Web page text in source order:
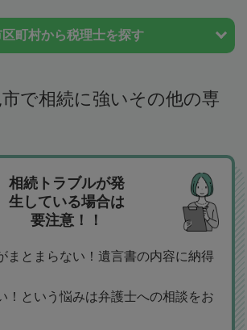
町村から税理士を探す
で相続に強いその他の専
相続トラブルが発
生している場合は
要注意！！
まとまらない！遺言書の内容に納得
！という悩みは弁護士への相談をお